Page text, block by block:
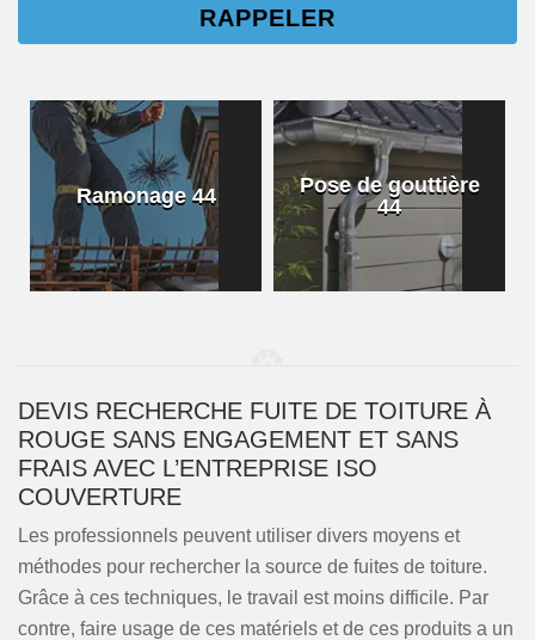
Ramonage 44
Pose de gouttière
44
DEVIS RECHERCHE FUITE DE TOITURE À
ROUGE SANS ENGAGEMENT ET SANS
FRAIS AVEC L’ENTREPRISE ISO
COUVERTURE
Les professionnels peuvent utiliser divers moyens et
méthodes pour rechercher la source de fuites de toiture.
Grâce à ces techniques, le travail est moins difficile. Par
contre, faire usage de ces matériels et de ces produits a un